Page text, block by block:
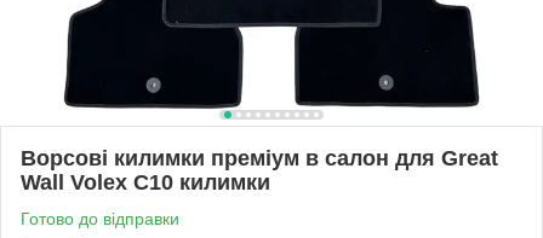
Ворсові килимки преміум в салон для Great
Wall Volex C10 килимки
Готово до відправки